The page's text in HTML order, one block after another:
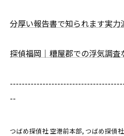
分厚い報告書で知られます実力
探偵福岡｜糟屋郡での浮気調査
--
つばめ探偵社 空港前本部 つばめ探偵